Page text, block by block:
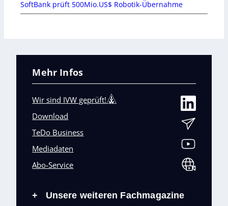
SoftBank prüft 500Mio.US$ Robotik-Übernahme
Mehr Infos
Wir sind IVW geprüft!
Download
TeDo Business
Mediadaten
Abo-Service
+ Unsere weiteren Fachmagazine